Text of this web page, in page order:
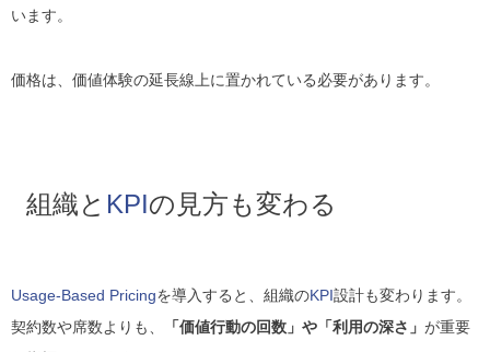
います。
価格は、価値体験の延長線上に置かれている必要があります。
組織と KPIの見方も変わる
Usage-Based Pricingを導入すると、組織のKPI設計も変わります。
契約数や席数よりも、
「価値行動の回数」や「利用の深さ」 が重要